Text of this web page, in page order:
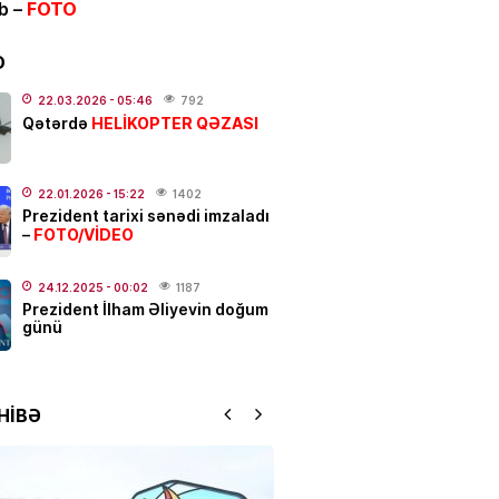
- 21:20
- 17:01
Xose vəfat edib? –
gün:
165
– FOTO
22.03.2026 - 05:46 792
Qətərdə HELİKOPTER QƏZASI
22.01.2026 - 15:22 1402
Prezident tarixi sənədi imzaladı
– FOTO/VİDEO
24.12.2025 - 00:02 1187
Prezident İlham Əliyevin doğum
günü